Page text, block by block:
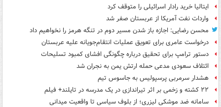
ایتالیا خرید رادار اسرائیلی را متوقف کرد
واردات نفت آمریکا از عربستان صفر شد
محسن رضایی: اجازه باز شدن مسیر دوم در تنگه هرمز را نخواهیم داد
درخواست عامری برای تعویق عملیات انتقام‌جویانه علیه عربستان
دستور ترامپ برای تحقیق درباره چگونگی افشای کمبود تسلیحات
ائتلاف سعودی مدعی حمله ارتش یمن به نجران شد
هشدار سرمربی پرسپولیس به جاسوس تیم
۲۲ کشته و زخمی بر اثر تیراندازی در یک مدرسه در تایلند+ فیلم
سامانه ضد موشکی لیزری؛ از بلوف سیاسی تا واقعیت میدانی